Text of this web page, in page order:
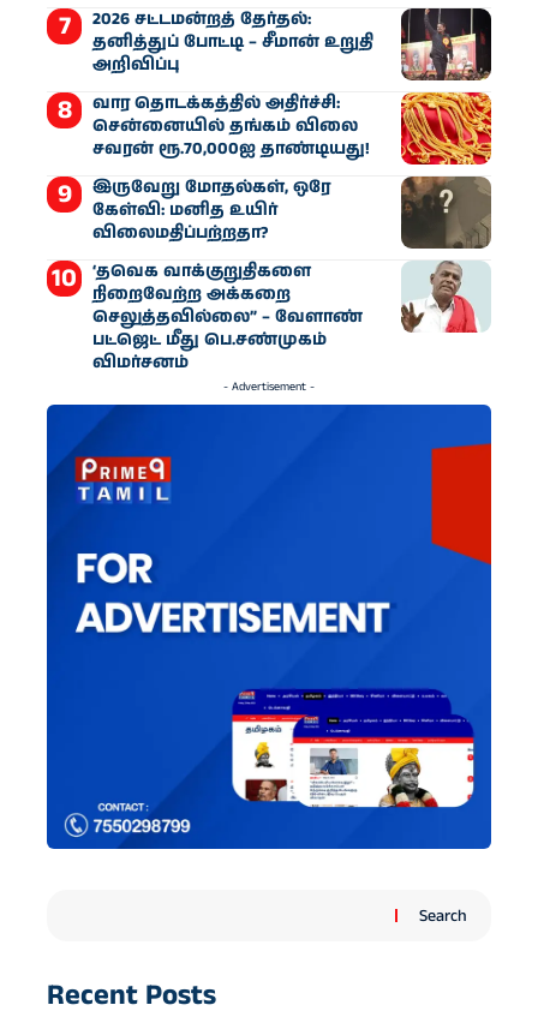
2026 சட்டமன்றத் தேர்தல்:
தனித்துப் போட்டி – சீமான் உறுதி
அறிவிப்பு
வார தொடக்கத்தில் அதிர்ச்சி:
சென்னையில் தங்கம் விலை
சவரன் ரூ.70,000ஐ தாண்டியது!
இருவேறு மோதல்கள், ஒரே
கேள்வி: மனித உயிர்
விலைமதிப்பற்றதா?
‘தவெக வாக்குறுதிகளை
நிறைவேற்ற அக்கறை
செலுத்தவில்லை” – வேளாண்
பட்ஜெட் மீது பெ.சண்முகம்
விமர்சனம்
- Advertisement -
Search
Recent Posts